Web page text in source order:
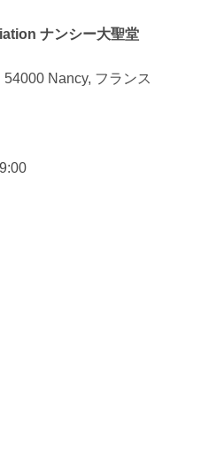
ナンシー大聖堂
Nancy, フランス